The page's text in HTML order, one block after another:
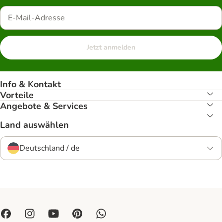
Jetzt anmelden
Info & Kontakt
Vorteile
Angebote & Services
Land auswählen
Deutschland / de